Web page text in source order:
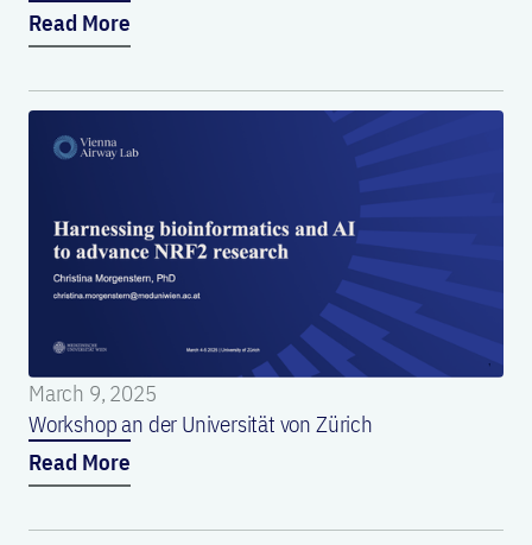
Read More
March 9, 2025
Workshop an der Universität von Zürich
Read More